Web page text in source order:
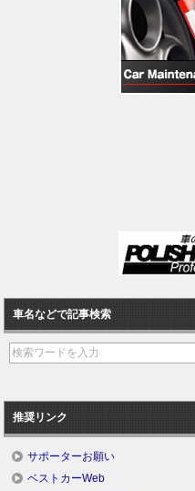
車名などで記事検索
推奨リンク
サポーターお願い
ベストカーWeb